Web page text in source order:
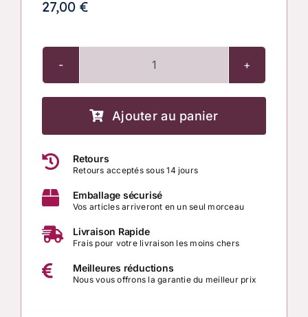
27,00 €
quantité
Pyramide
Clarté
Ajouter au panier
Retours
Retours acceptés sous 14 jours
Emballage sécurisé
Vos articles arriveront en un seul morceau
Livraison Rapide
Frais pour votre livraison les moins chers
Meilleures réductions
Nous vous offrons la garantie du meilleur prix